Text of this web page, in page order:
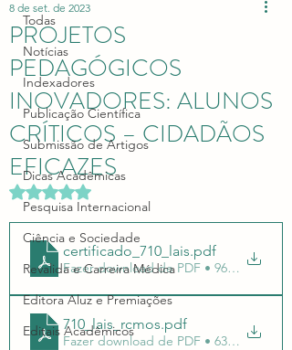
Todas
Notícias
Indexadores
Publicação Científica
Submissão de Artigos
Dicas Acadêmicas
Pesquisa Internacional
Ciência e Sociedade
Revalida e Carreira Médica
Editora Aluz e Premiações
Editais Acadêmicos
PROJETOS
PEDAGÓGICOS
INOVADORES: ALUNOS
CRÍTICOS – CIDADÃOS
EFICAZES
8 de set. de 2023
Avaliado com NaN de 5 estrelas.
certificado_710_lais.pdf
Fazer download de PDF • 965KB
710_lais_rcmos.pdf
Fazer download de PDF • 633KB